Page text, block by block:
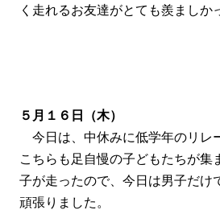
く走れるお友達がとても羨ましか
５月１６日（木）
今日は、中休みに低学年のリレ
こちらも足自慢の子どもたちが集
子が走ったので、今日は男子だけ
頑張りました。